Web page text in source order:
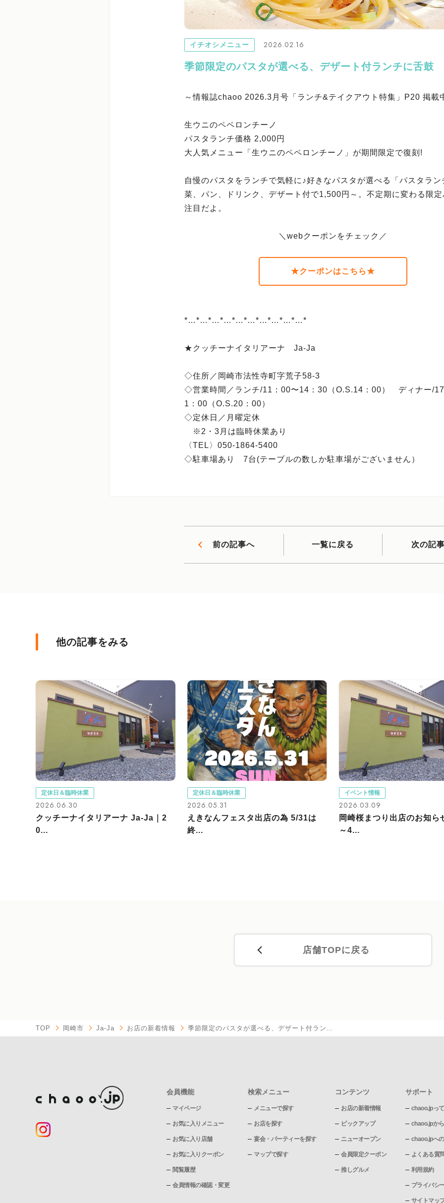
イチオシメニュー 2026.02.16
季節限定のパスタが選べる、デザート付ランチに舌鼓
～情報誌chaoo 2026.3月号「ランチ&テイクアウト特集」P20 掲載
生ウニのペペロンチーノ
パスタランチ価格 2,000円
大人気メニュー「生ウニのペペロンチーノ」が期間限定で復刻!
自慢のパスタをランチで気軽に♪好きなパスタが選べる「パスタラン
菜、パン、ドリンク、デザート付で1,500円～。不定期に変わる限
注目だよ。
＼webクーポンをチェック／
★クーポンはこちら★
*…*…*…*…*…*…*…*…*…*…*
★クッチーナイタリアーナ Ja-Ja
◇住所／岡崎市法性寺町字荒子58-3
◇営業時間／ランチ/11：00〜14：30（O.S.14：00） ディナー/
1：00（O.S.20：00）
◇定休日／月曜定休
※2・3月は臨時休業あり
〈TEL〉050-1864-5400
◇駐車場あり 7台(テーブルの数しか駐車場がございません）
前の記事へ 次の記
一覧に戻る
他の記事をみる
定休日＆臨時休業
2026.06.30
クッチーナイタリアーナ Ja-Ja｜2
0...
定休日＆臨時休業
2026.05.31
えきなんフェスタ出店の為 5/31は
終...
イベント情報
2026.03.09
岡崎桜まつり出店のお知ら
～4...
店舗TOPに戻る
TOP 岡崎市 Ja-Ja お店の新着情報 季節限定のパスタが選べる、デザート付ラン…
会員機能
マイページ
お気に入りメニュー
お気に入り店舗
お気に入りクーポン
閲覧履歴
会員情報の確認・変更
検索メニュー
メニューで探す
お店を探す
宴会・パーティーを探す
マップで探す
コンテンツ
お店の新着情報
ピックアップ
ニューオープン
会員限定クーポン
推しグルメ
サポート
chaoo.jpっ
chaoo.jpか
chaoo.jpへ
よくある質
利用規約
プライバシ
サイトマッ